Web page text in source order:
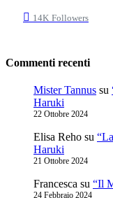
14K Followers
Commenti recenti
Mister Tannus su
Haruki
22 Ottobre 2024
Elisa Reho su
Haruki
21 Ottobre 2024
Francesca su “Il
24 Febbraio 2024